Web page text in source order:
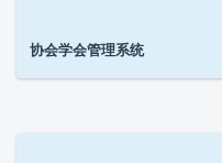
协会学会管理系统